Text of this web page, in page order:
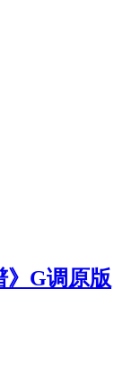
》G调原版